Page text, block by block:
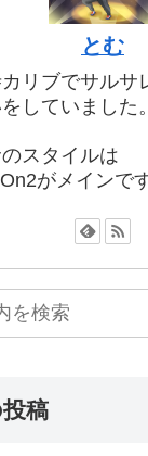
とむ
リブでサルサ
していました。
スタイルは
がメインです
稿